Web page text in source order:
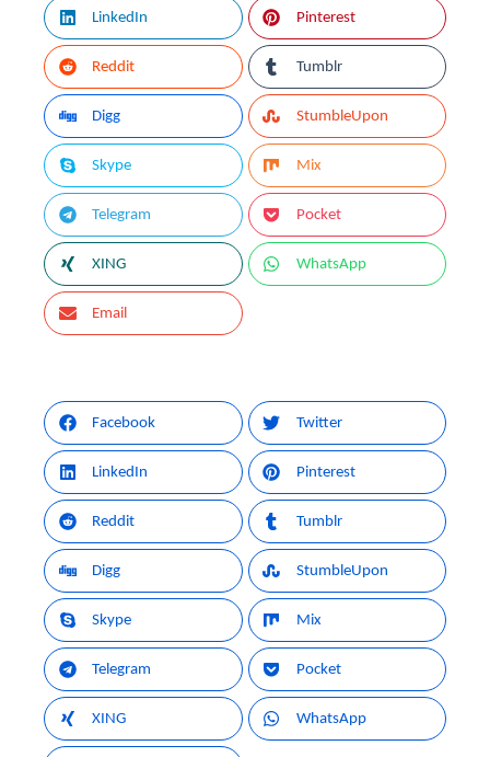
LinkedIn Pinterest
Reddit Tumblr
Digg StumbleUpon
Skype Mix
Telegram Pocket
XING WhatsApp
Email
Facebook Twitter
LinkedIn Pinterest
Reddit Tumblr
Digg StumbleUpon
Skype Mix
Telegram Pocket
XING WhatsApp